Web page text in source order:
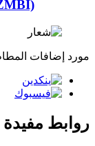
مورد إضافات
روابط مفيدة